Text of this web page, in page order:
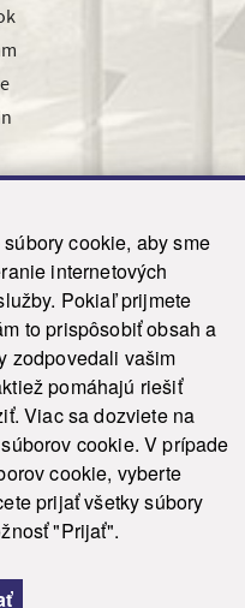
cookie, aby sme
internetových
Pokiaľ prijmete
to prispôsobiť obsah a
zodpovedali vašim
pomáhajú riešiť
Viac sa dozviete na
cookie. V prípade
cookie, vyberte
prijať všetky súbory
"Prijať".
Ochrana osobných údajov
|
Admin
Privacy Policy and Terms of